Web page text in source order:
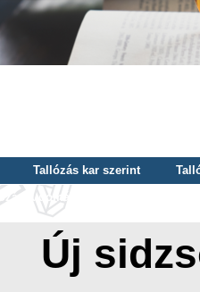
Tallózás kar szerint
tudományterület szerint
Új